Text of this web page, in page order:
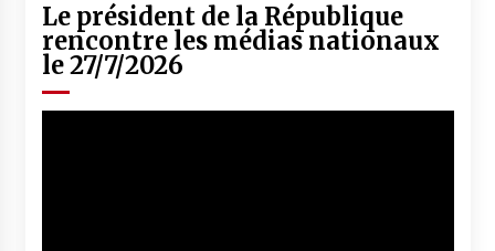
Le président de la République
rencontre les médias nationaux
le 27/7/2026